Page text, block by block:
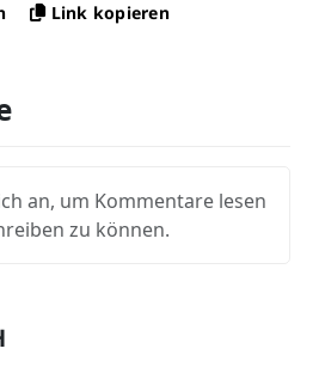
Link kopieren
an, um Kommentare lesen
zu können.